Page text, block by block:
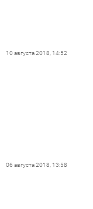
10 августа 2018, 14:52
06 августа 2018, 13:58